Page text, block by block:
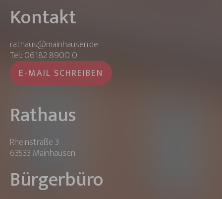
Kontakt
rathaus@mainhausen.de
Tel.: 06182 8900 0
E-MAIL SCHREIBEN
Rathaus
Rheinstraße 3
63533 Mainhausen
Bürgerbüro